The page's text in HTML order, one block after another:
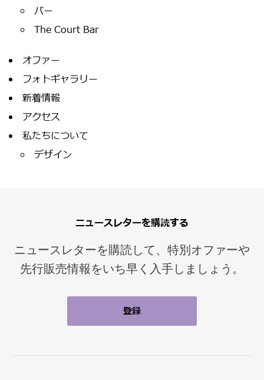
バー
The Court Bar
オファー
フォトギャラリー
新着情報
アクセス
私たちについて
デザイン
ニュースレターを購読する
ニュースレターを購読して、特別オファーや
先行販売情報をいち早く入手しましょう。